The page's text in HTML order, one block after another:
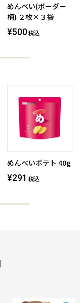
めんべい(ボーダー
柄) ２枚×３袋
¥500 税込
めんべいポテト 40g
¥291 税込